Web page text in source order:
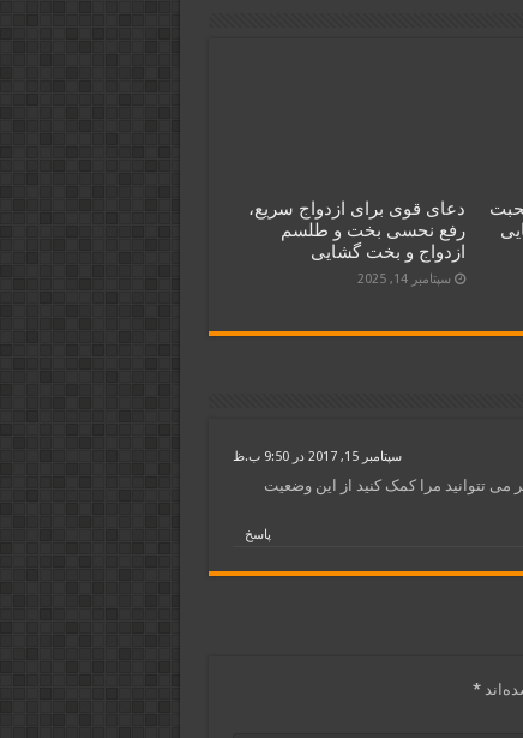
دعای قوی برای ازدواج سریع،
رفع نحسی بخت و طلسم
ازدواج و بخت گشایی
سپتامبر 14, 2025
سپتامبر 15, 2017 در 9:50 ب.ظ
می تتوانید مرا کمک کنید از این وضعیت
پاسخ
*